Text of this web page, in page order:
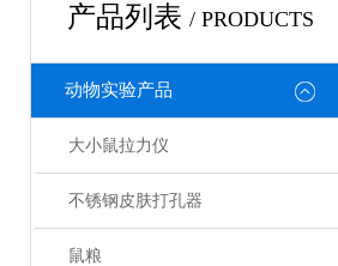
产品列表 / PRODUCTS
动物实验产品
大小鼠拉力仪
不锈钢皮肤打孔器
鼠粮